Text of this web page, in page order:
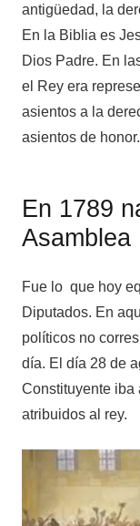
antigüedad, la
En la Biblia es
Dios Padre. En
el Rey era
asientos a la
asientos de honor.
En 1789
Asamblea
Fue lo que hoy
Diputados. En
políticos no
día. El día 28 de
Constituyente iba
atribuidos al rey.